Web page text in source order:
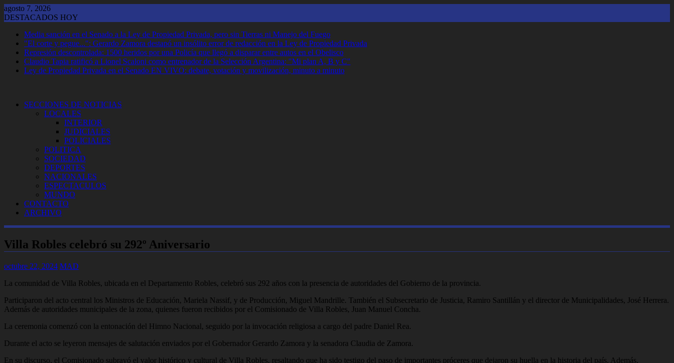
Saltar
al
agosto 7, 2026
DESTACADOS HOY
Media sanción en el Senado a la Ley de Propiedad Privada, pero sin Tierras ni Manejo del Fuego
"El corte y pegue...": Gerardo Zamora destapó un insólito error de redacción en la Ley de Propiedad Privada
Represión descontrolada: 1500 heridos por una Policía que llegó a disparar entre autos en el Obelisco
Claudio Tapia ratificó a Lionel Scaloni como entrenador de la Selección Argentina: "Mi plan A, B y C"
Ley de Propiedad Privada en el Senado EN VIVO: debate, votación y movilización, minuto a minuto
SECCIONES DE NOTICIAS
LOCALES
INTERIOR
JUDICIALES
POLICIALES
POLITICA
SOCIEDAD
DEPORTES
NACIONALES
ESPECTACULOS
MUNDO
CONTACTO
ARCHIVO
Villa Robles celebró su 292º Aniversario
octubre 22, 2024 MAD
La comunidad de Villa Robles, ubicada en el Departamento Robles, celebró sus 292 años con la presencia de autoridades del Gobierno de la provincia.
Participaron del acto central los Ministros de Educación, Mariela Nassif, y de Producción, Miguel Mandrille. También el Subsecretario de Justicia, Ramiro Santillán y el director de Municipalidades, José Herrera.
Además de autoridades municipales de la zona, quienes fueron recibidos por el Comisionado de Villa Robles, Juan Manuel Concha.
La ceremonia comenzó con la entonación del Himno Nacional, seguido por la invocación religiosa a cargo del padre Daniel Rea.
Durante el acto se leyeron mensajes de salutación enviados por el Gobernador Gerardo Zamora y la senadora Claudia de Zamora.
En su discurso, el Comisionado subrayó el valor histórico y cultural de Villa Robles, resaltando que ha sido testigo del paso de importantes próceres que dejaron su huella en la historia del país. Además,